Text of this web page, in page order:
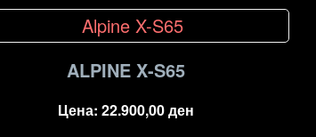
ALPINE X-S65
Цена: 22.900,00ден